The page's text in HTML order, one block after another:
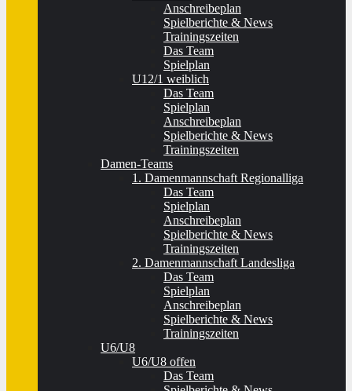
Anschreibeplan
Spielberichte & News
Trainingszeiten
Das Team
Spielplan
U12/1 weiblich
Das Team
Spielplan
Anschreibeplan
Spielberichte & News
Trainingszeiten
Damen-Teams
1. Damenmannschaft Regionalliga
Das Team
Spielplan
Anschreibeplan
Spielberichte & News
Trainingszeiten
2. Damenmannschaft Landesliga
Das Team
Spielplan
Anschreibeplan
Spielberichte & News
Trainingszeiten
U6/U8
U6/U8 offen
Das Team